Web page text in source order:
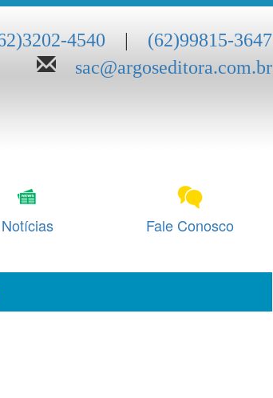
4540 | (62)99815-3647
sac@argoseditora.com.br
Notícias Fale Conosco